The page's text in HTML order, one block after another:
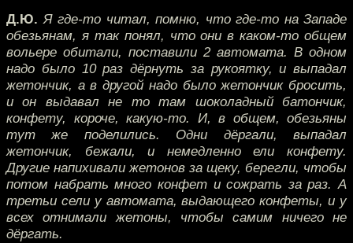
Д.Ю. Я где-то читал, помню, что где-то на Западе
обезьянам, я так понял, что они в каком-то общем
вольере обитали, поставили 2 автомата. В одном
надо было 10 раз дёрнуть за рукоятку, и выпадал
жетончик, а в другой надо было жетончик бросить,
и он выдавал не то там шоколадный батончик,
конфету, короче, какую-то. И, в общем, обезьяны
тут же поделились. Одни дёргали, выпадал
жетончик, бежали, и немедленно ели конфету.
Другие напихивали жетонов за щеку, берегли, чтобы
потом набрать много конфет и сожрать за раз. А
третьи сели у автомата, выдающего конфеты, и у
всех отнимали жетоны, чтобы самим ничего не
дёргать.